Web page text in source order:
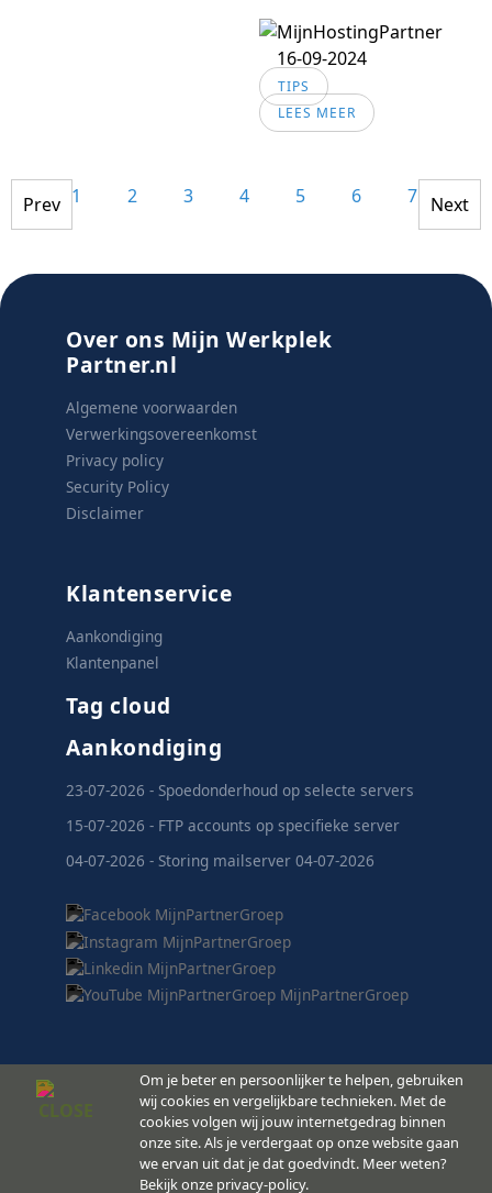
16-09-2024
TIPS
LEES MEER
1 2 3 4 5 6 7 8
Prev Next
Over ons Mijn Werkplek
Partner.nl
Algemene voorwaarden
Verwerkingsovereenkomst
Privacy policy
Security Policy
Disclaimer
Klantenservice
Aankondiging
Klantenpanel
Tag cloud
Aankondiging
23-07-2026 - Spoedonderhoud op selecte servers
15-07-2026 - FTP accounts op specifieke server
04-07-2026 - Storing mailserver 04-07-2026
MijnPartnerGroep.nl
© 2008 -
Om je beter en persoonlijker te helpen, gebruiken
wij cookies en vergelijkbare technieken. Met de
cookies volgen wij jouw internetgedrag binnen
onze site. Als je verdergaat op onze website gaan
we ervan uit dat je dat goedvindt. Meer weten?
Bekijk onze privacy-policy.